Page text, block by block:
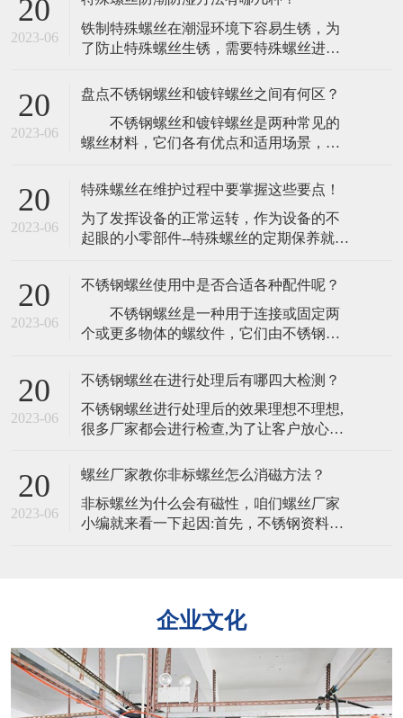
20
2023-06
​铁制特殊螺丝在潮湿环境下容易生锈，为
了防止特殊螺丝生锈，需要特殊螺丝进行
湿方法如下：(1)、振动机械，尽量用无溶
漆,如环氧尿烷(Epoxy-urethane)基或未变性
环氧(Epoxy-)基浸渍漆。​(3)、使用三聚氰醇
20
2023-06
盘点不锈钢螺丝和镀锌螺丝之间有何区？
​ 不锈钢螺丝和镀锌螺丝是两种常见的
螺丝材料，它们各有优点和适用场景，在
用。 1. 材质不同 不锈钢螺丝是由
不锈钢材料制成，不易生锈，能够长期使
用，有较好的耐腐蚀性，同时具有高压强
度和强韧性，镀锌螺丝则是以普通钢螺栓
的保护膜，
20
2023-06
特殊螺丝在维护过程中要掌握这些要点！
​为了发挥设备的正常运转，作为设备的不
起眼的小零部件--特殊螺丝的定期保养就显
那么为了防止特殊螺丝出现一些问题，在
维护的时候一定要注意那方面。​一，去杂
物特殊螺丝在淬火之后需要用硅酸盐清
洁，清洗完毕还需要水洗。所以为防止出
细。2
20
2023-06
不锈钢螺丝使用中是否合适各种配件呢？
​ 不锈钢螺丝是一种用于连接或固定两
个或更多物体的螺纹件，它们由不锈钢制
和长寿命的特点，不锈钢螺丝的韧性是其
能够承受冲击和振动的能力。不同的材质
会影响其韧性。​ 不锈钢螺丝的主要特
点是其抗腐蚀性，不同材质的不锈钢螺丝
同 不锈钢
20
2023-06
不锈钢螺丝在进行处理后有哪四大检测？
​不锈钢螺丝进行处理后的效果理想不理想,
很多厂家都会进行检查,为了让客户放心。
钢螺丝是否适合也可以自行检查,主要有以
丝外观的检验是从外观,电镀层等各方面进
行检验。二,螺丝镀层厚度的检验1、量具
20
2023-06
螺丝厂家教你非标螺丝怎么消磁方法？
​非标螺丝为什么会有磁性，咱们螺丝厂家
小编就来看一下起因:首先，不锈钢资料是
产生马氏体相变，铁素体跟马氏体都有磁
点弱磁
企业文化